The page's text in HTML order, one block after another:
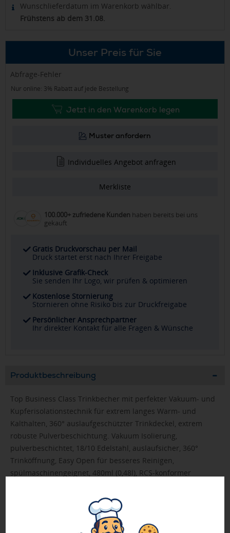
Wunschlieferdatum im Warenkorb wählbar.
Frühstens ab dem 31.08.
Unser Preis für Sie
Abfrage-Fehler
Nur online: 3% Rabatt auf jede Bestellung
Jetzt in den Warenkorb legen
Muster anfordern
Individuelles Angebot anfragen
Merkliste
100.000+ zufriedene Kunden haben bereits bei uns
gekauft
Gratis Druckvorschau per Mail
Druck startet erst nach Ihrer Freigabe
Inklusive Grafik-Check
Sie senden Ihr Logo, wir prüfen & optimieren
Kostenlose Stornierung
Stornieren ohne Risiko bis zur Druckfreigabe
Persönlicher Ansprechpartner
Ihr direkter Kontakt für alle Fragen & Wünsche
Produktbeschreibung
Top Business Class Trinkbecher mit perfekter Vakuum- und
Kupferisolationstechnik für extrem langes Warm- und
Kalthalten, 360° auslaufgeschützter Trinkdeckel, extrem
robuste Pulverbeschichtung. Vakuum Isolierung,
pulverbeschichtet, 18/10 Edelstahl, auslaufsicher, 360°
Trinköffnung, Easy Open für besseres Reinigen,
spülmaschinengeignet, 480ml (0,48l), RCS-konformer
neu jetzt mit auslaufgeschütztem CleanDeckel
(aufschraubbar, daher leicht & hygienisch zu reinigen).